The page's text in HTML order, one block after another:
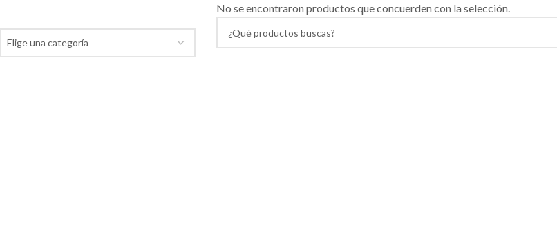
Elige una categoría
No se encontraron productos que concuerden con la selección.